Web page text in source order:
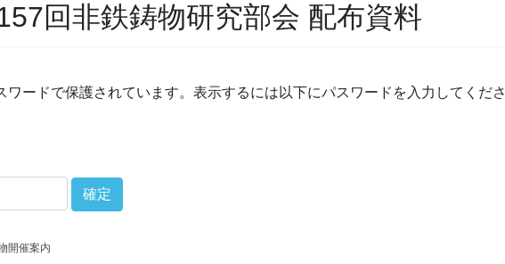
157回非鉄鋳物研究部会 配布資料
ワードで保護されています。表示するには以下にパスワードを入力してくださ
開催案内